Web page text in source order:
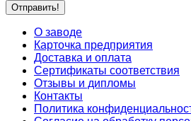
О заводе
Карточка предприятия
Доставка и оплата
Сертификаты соответствия
Отзывы и дипломы
Контакты
Политика